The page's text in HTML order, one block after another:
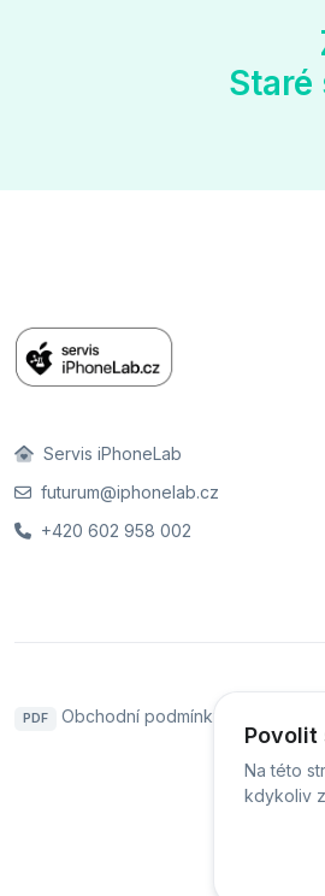
Povolit
Na této
kdykoliv
Servis iPhoneLab
futurum@iphonelab.cz
+420 602 958 002
PDF Obchodní podmínky